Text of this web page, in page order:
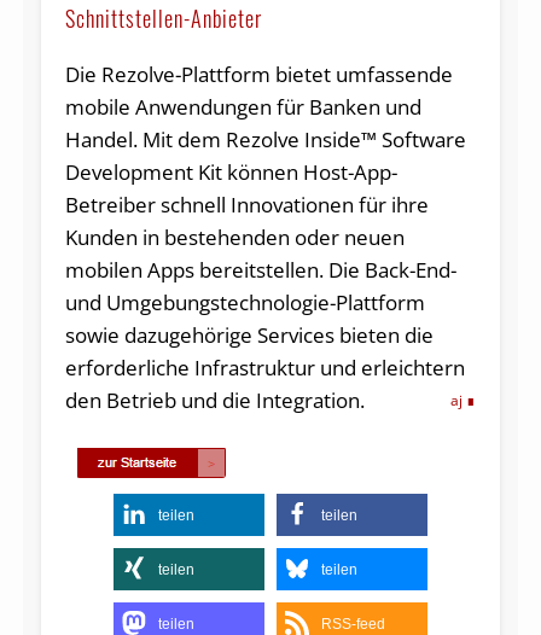
Schnittstellen-Anbieter
Die Rezolve-Plattform bietet umfassende
mobile Anwendungen für Banken und
Handel. Mit dem Rezolve Inside™ Software
Development Kit können Host-App-
Betreiber schnell Innovationen für ihre
Kunden in bestehenden oder neuen
mobilen Apps bereitstellen. Die Back-End-
und Umgebungstechnologie-Plattform
sowie dazugehörige Services bieten die
erforderliche Infrastruktur und erleichtern
den Betrieb und die Integration.
aj
teilen teilen
teilen teilen
teilen RSS-feed